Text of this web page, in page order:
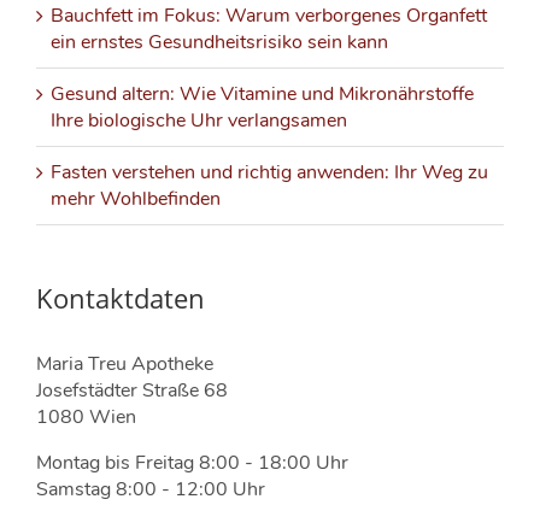
Bauchfett im Fokus: Warum verborgenes Organfett
ein ernstes Gesundheitsrisiko sein kann
Gesund altern: Wie Vitamine und Mikronährstoffe
Ihre biologische Uhr verlangsamen
Fasten verstehen und richtig anwenden: Ihr Weg zu
mehr Wohlbefinden
Kontaktdaten
Maria Treu Apotheke
Josefstädter Straße 68
1080 Wien
Montag bis Freitag 8:00 - 18:00 Uhr
Samstag 8:00 - 12:00 Uhr